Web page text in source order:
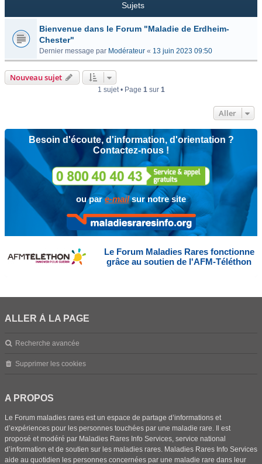
Sujets
Bienvenue dans le Forum "Maladie de Erdheim-
Chester"
Dernier message par Modérateur « 13 juin 2023 09:50
Nouveau sujet
1 sujet • Page 1sur 1
Aller
Besoin d'écoute, d'information, d'orientation ?
Contactez-nous !
ou pare-mailsur notre site
Le Forum Maladies Rares fonctionne
grâce au soutien de l'AFM-Téléthon
ALLER À LA PAGE
Recherche avancée
Supprimer les cookies
A PROPOS
Le Forum maladies rares est un espace de partage d’informations et
d’expériences pour les personnes touchées par une maladie rare. Il est
proposé et modéré par Maladies Rares Info Services, service national
d’information et de soutien sur les maladies rares. Maladies Rares Info Services
aide au quotidien les personnes concernées par une maladie rare dans leur